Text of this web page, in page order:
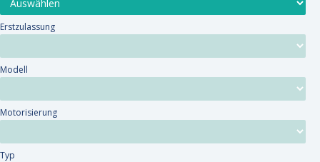
Erstzulassung
Modell
Motorisierung
Typ